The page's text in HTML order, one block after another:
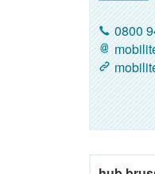
0800